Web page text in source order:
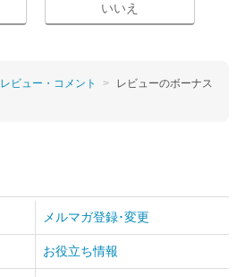
いいえ
レビュー・コメント
レビューのボーナス
メルマガ登録･変更
お役立ち情報